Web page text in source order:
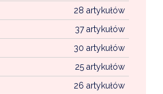
28 artykułów
37 artykułów
30 artykułów
25 artykułów
26 artykułów